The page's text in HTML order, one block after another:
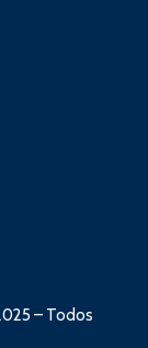
– Todos